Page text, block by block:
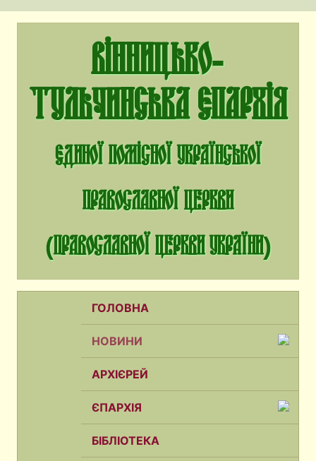
Вінницько-
Тульчинська єпархія
єдиної помісної Української
Православної Церкви
(Православної Церкви України)
ГОЛОВНА
НОВИНИ
АРХІЄРЕЙ
ЄПАРХІЯ
БІБЛІОТЕКА